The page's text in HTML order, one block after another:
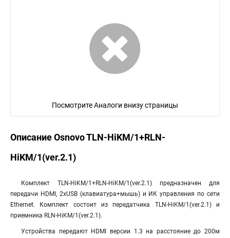
Посмотрите Аналоги внизу страницы
Описание Osnovo TLN-HiKM/1+RLN-
HiKM/1(ver.2.1)
Комплект TLN-HiKM/1+RLN-HiKM/1(ver.2.1) предназначен для
передачи HDMI, 2хUSB (клавиатура+мышь) и ИК управления по сети
Ethernet. Комплект состоит из передатчика TLN-HiKM/1(ver.2.1) и
приемника RLN-HiKM/1(ver.2.1).
Устройства передают HDMI версии 1.3 на расстояние до 200м